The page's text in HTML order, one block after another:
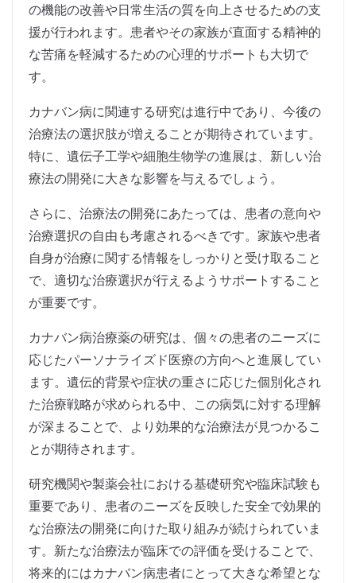
の機能の改善や日常生活の質を向上させるための支
援が行われます。患者やその家族が直面する精神的
な苦痛を軽減するための心理的サポートも大切で
す。
カナバン病に関連する研究は進行中であり、今後の
治療法の選択肢が増えることが期待されています。
特に、遺伝子工学や細胞生物学の進展は、新しい治
療法の開発に大きな影響を与えるでしょう。
さらに、治療法の開発にあたっては、患者の意向や
治療選択の自由も考慮されるべきです。家族や患者
自身が治療に関する情報をしっかりと受け取ること
で、適切な治療選択が行えるようサポートすること
が重要です。
カナバン病治療薬の研究は、個々の患者のニーズに
応じたパーソナライズド医療の方向へと進展してい
ます。遺伝的背景や症状の重さに応じた個別化され
た治療戦略が求められる中、この病気に対する理解
が深まることで、より効果的な治療法が見つかるこ
とが期待されます。
研究機関や製薬会社における基礎研究や臨床試験も
重要であり、患者のニーズを反映した安全で効果的
な治療法の開発に向けた取り組みが続けられていま
す。新たな治療法が臨床での評価を受けることで、
将来的にはカナバン病患者にとって大きな希望とな